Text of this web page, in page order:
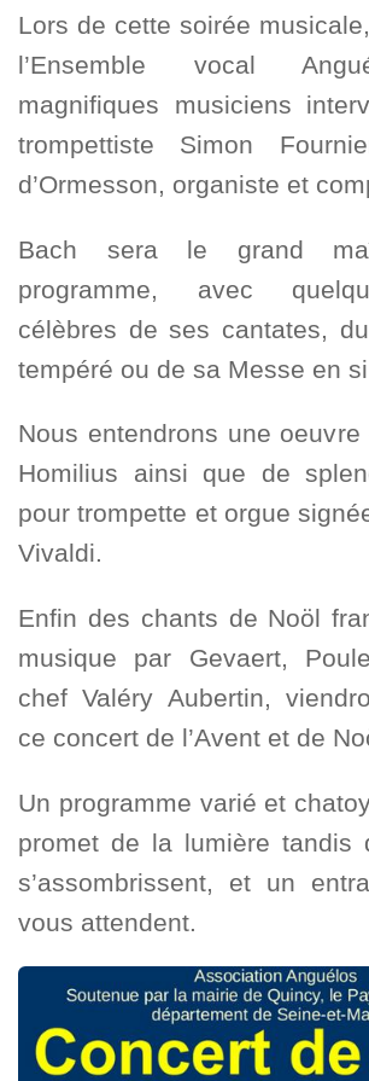
Lors de cette soirée
l’Ensemble vocal
magnifiques musiciens
trompettiste Simon
d’Ormesson, organiste et
Bach sera le grand
programme, avec
célèbres de ses cantates,
tempéré ou de sa Messe en
Nous entendrons une
Homilius ainsi que de
pour trompette et orgue
Vivaldi.
Enfin des chants de Noöl
musique par Gevaert,
chef Valéry Aubertin,
ce concert de l’Avent et de
Un programme varié et
promet de la lumière tandis
s’assombrissent, et un
vous attendent.